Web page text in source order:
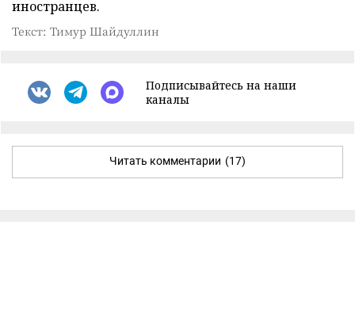
иностранцев.
Текст: Тимур Шайдуллин
Подписывайтесь на наши
каналы
Читать комментарии (17)